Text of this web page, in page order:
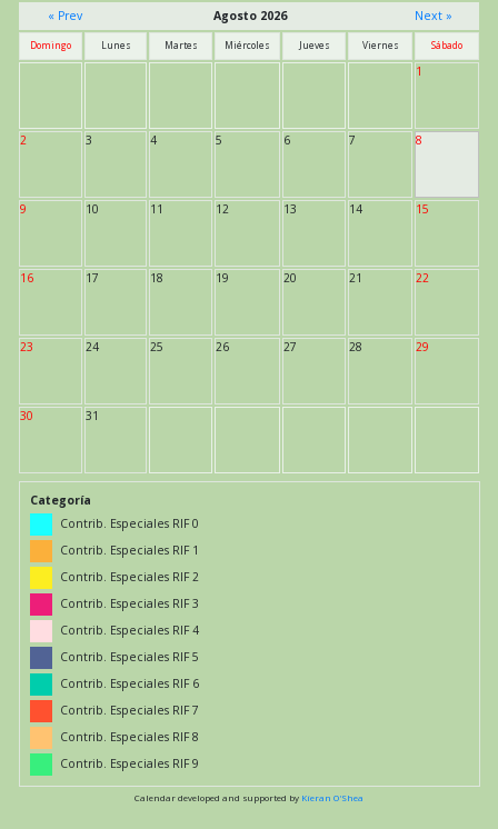
« Prev Agosto 2026 Next »
Domingo Lunes Martes Miércoles Jueves Viernes Sábado
1
2 3 4 5 6 7 8
9 10 11 12 13 14 15
16 17 18 19 20 21 22
23 24 25 26 27 28 29
30 31
Categoría
Contrib. Especiales RIF 0
Contrib. Especiales RIF 1
Contrib. Especiales RIF 2
Contrib. Especiales RIF 3
Contrib. Especiales RIF 4
Contrib. Especiales RIF 5
Contrib. Especiales RIF 6
Contrib. Especiales RIF 7
Contrib. Especiales RIF 8
Contrib. Especiales RIF 9
Calendar developed and supported by Kieran O'Shea